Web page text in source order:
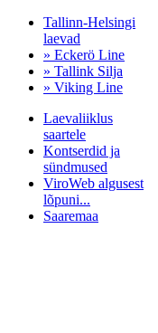
Tallinn-Helsingi
laevad
» Eckerö Line
» Tallink Silja
» Viking Line
Laevaliiklus
saartele
Kontserdid ja
sündmused
ViroWeb algusest
lõpuni...
Saaremaa